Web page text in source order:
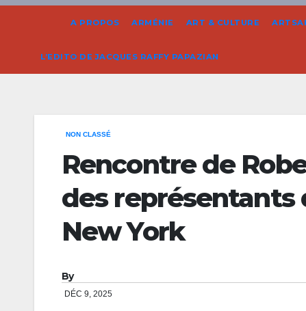
A PROPOS ARMÉNIE ART & CULTURE
L’EDITO DE JACQUES RAFFY PAPAZIAN
NON CLASSÉ
Rencontre de
des représentants
New York
By
DÉC 9, 2025